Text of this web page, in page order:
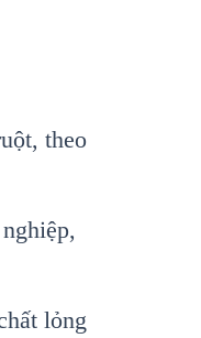
theo
lỏng